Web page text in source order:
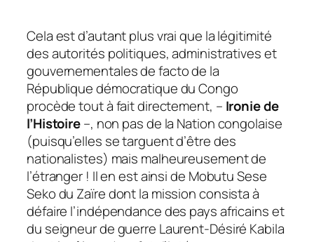
Cela est d’autant plus vrai que la légitimité
des autorités politiques, administratives et
gouvernementales de facto de la
République démocratique du Congo
procède tout à fait directement, – Ironie de
l’Histoire–, non pas de la Nation congolaise
(puisqu’elles se targuent d’être des
nationalistes) mais malheureusement de
l’étranger ! Il en est ainsi de Mobutu Sese
Seko du Zaïre dont la mission consista à
défaire l’indépendance des pays africains et
du seigneur de guerre Laurent-Désiré Kabila